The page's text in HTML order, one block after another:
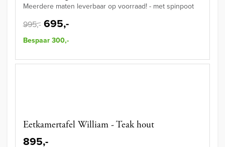
Meerdere maten leverbaar op voorraad! - met spinpoot
995,- 695,-
Bespaar 300,-
Eetkamertafel William - Teak hout
895,-